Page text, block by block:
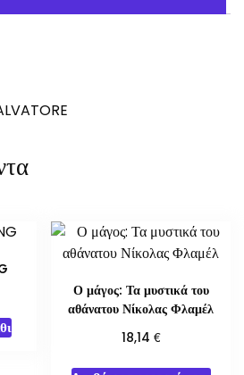
Ο μάγος: Τα μυστικά του
αθάνατου Νίκολας Φλαμέλ
18,14 €